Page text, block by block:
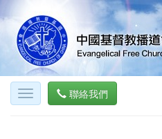
聯絡我們